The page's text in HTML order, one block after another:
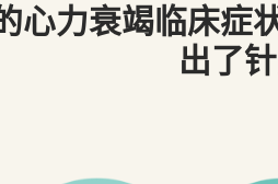
心力衰竭临床症
出了